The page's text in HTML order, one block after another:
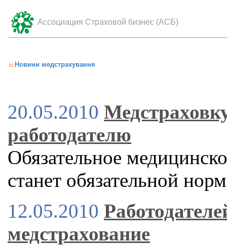
Ассоциация Страховой бизнес (АСБ)
Новини медстрахування
20.05.2010
работодателю
Обязательное
станет обязательной
12.05.2010
медстрахование